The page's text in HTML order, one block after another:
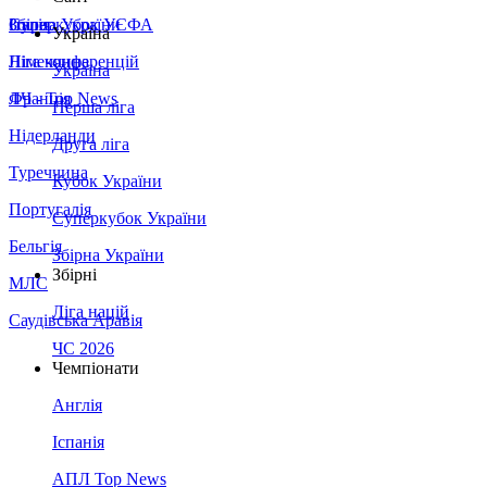
Збірна України
Італія
Німеччина
Франція
Нідерланди
Туреччина
Португалія
Бельгія
МЛС
Саудівська Аравія
Суперкубок УЄФА
Ліга конференцій
ЛЧ - Top News
Україна
Україна
Перша ліга
Друга ліга
Кубок України
Суперкубок України
Збірна України
Збірні
Ліга націй
ЧС 2026
Чемпіонати
Англія
Іспанія
АПЛ Top News